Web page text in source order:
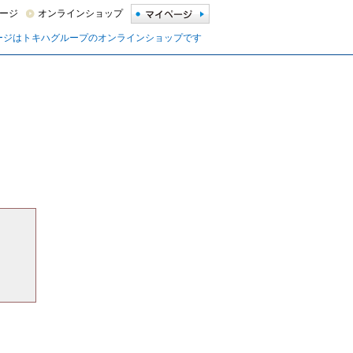
ジ オンラインショップ
ジはトキハグループのオンラインショップです